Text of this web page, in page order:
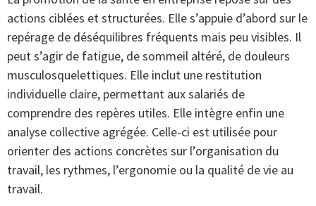
actions ciblées et structurées. Elle s’appuie d’abord sur le
repérage de déséquilibres fréquents mais peu visibles. Il
peut s’agir de fatigue, de sommeil altéré, de douleurs
musculosquelettiques. Elle inclut une restitution
individuelle claire, permettant aux salariés de
comprendre des repères utiles. Elle intègre enfin une
analyse collective agrégée. Celle-ci est utilisée pour
orienter des actions concrètes sur l’organisation du
travail, les rythmes, l’ergonomie ou la qualité de vie au
travail.